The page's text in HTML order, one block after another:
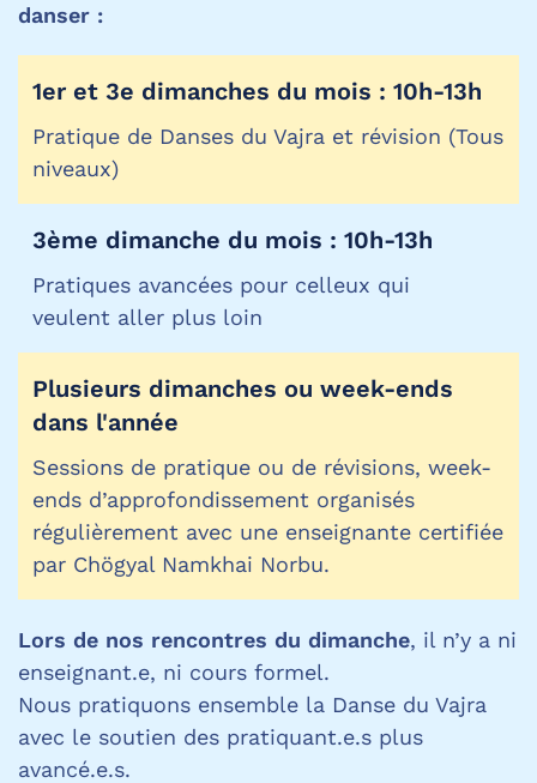
danser :
1er et 3e dimanches du mois : 10h-13h
Pratique de Danses du Vajra et révision (Tous
niveaux)
3ème dimanche du mois : 10h-13h
Pratiques avancées pour celleux qui
veulent aller plus loin
Plusieurs dimanches ou week-ends
dans l'année
Sessions de pratique ou de révisions, week-
ends d’approfondissement organisés
régulièrement avec une enseignante certifiée
par Chögyal Namkhai Norbu.
Lors de nos rencontres du dimanche, il n’y a ni
enseignant.e, ni cours formel.
Nous pratiquons ensemble la Danse du Vajra
avec le soutien des pratiquant.e.s plus
avancé.e.s.